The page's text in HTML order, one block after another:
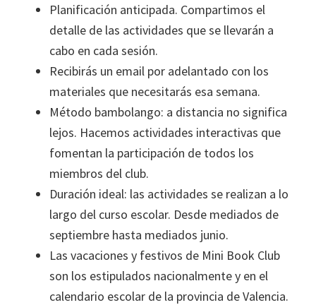
Planificación anticipada. Compartimos el
detalle de las actividades que se llevarán a
cabo en cada sesión.
Recibirás un email por adelantado con los
materiales que necesitarás esa semana.
Método bambolango: a distancia no significa
lejos. Hacemos actividades interactivas que
fomentan la participación de todos los
miembros del club.
Duración ideal: las actividades se realizan a lo
largo del curso escolar. Desde mediados de
septiembre hasta mediados junio.
Las vacaciones y festivos de Mini Book Club
son los estipulados nacionalmente y en el
calendario escolar de la provincia de Valencia.